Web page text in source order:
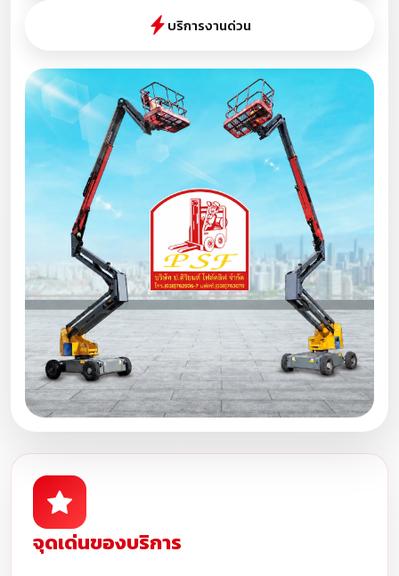
บริการงานด่วน
จุดเด่นของบริการ